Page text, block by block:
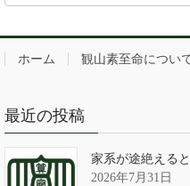
ホーム 観山素至命につい
最近の投稿
家系が途絶える
2026年7月31日